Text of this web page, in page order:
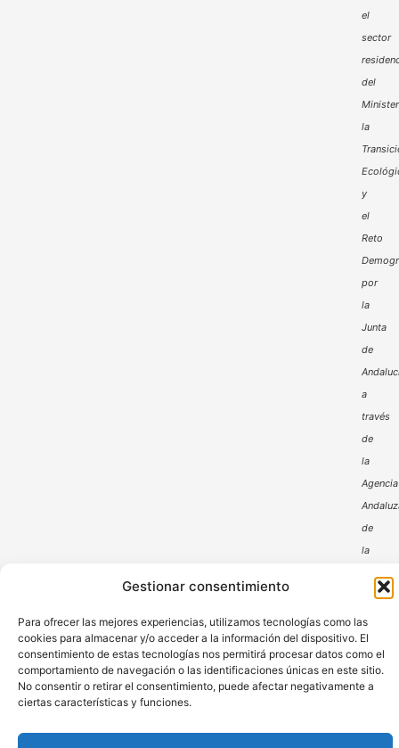
Gestionar consentimiento
Para ofrecer las mejores experiencias, utilizamos tecnologías como las
cookies para almacenar y/o acceder a la información del dispositivo. El
consentimiento de estas tecnologías nos permitirá procesar datos como el
comportamiento de navegación o las identificaciones únicas en este sitio.
No consentir o retirar el consentimiento, puede afectar negativamente a
ciertas características y funciones.
el
sector
del
la
y
el
Reto
por
la
Junta
de
a
través
de
la
Agencia
de
la
Aviso Legal Política de Privacidad